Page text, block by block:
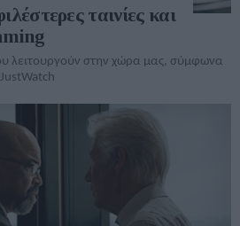
ταινίες και
λειτουργούν στην χώρα μας, σύμφωνα